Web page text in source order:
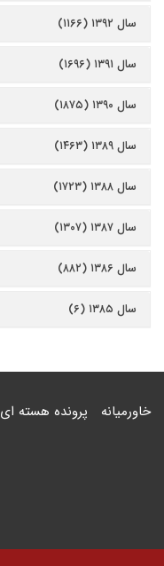
سال ۱۳۹۲ (۱۱۶۶)
سال ۱۳۹۱ (۱۶۹۶)
سال ۱۳۹۰ (۱۸۷۵)
سال ۱۳۸۹ (۱۴۶۳)
سال ۱۳۸۸ (۱۷۲۳)
سال ۱۳۸۷ (۱۳۰۷)
سال ۱۳۸۶ (۸۸۲)
سال ۱۳۸۵ (۶)
خاورمیانه پرونده هسته ای